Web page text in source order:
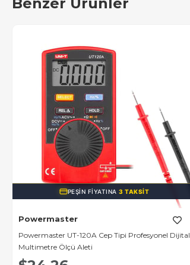
Benzer Ürünler
PEŞIN FIYATINA3 TAKSIT
Powermaster
Powermaster UT-120A Cep Tipi Profesyonel Dijital
Multimetre Ölçü Aleti